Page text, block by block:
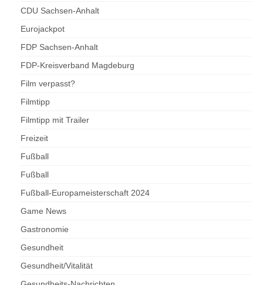
CDU Sachsen-Anhalt
Eurojackpot
FDP Sachsen-Anhalt
FDP-Kreisverband Magdeburg
Film verpasst?
Filmtipp
Filmtipp mit Trailer
Freizeit
Fußball
Fußball
Fußball-Europameisterschaft 2024
Game News
Gastronomie
Gesundheit
Gesundheit/Vitalität